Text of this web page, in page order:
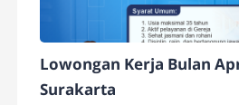
Lowongan Kerja Bulan
Surakarta